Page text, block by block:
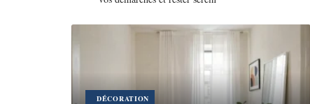
DÉCORATION